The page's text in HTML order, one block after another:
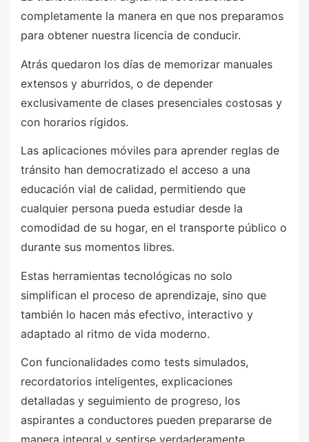
completamente la manera en que nos preparamos
para obtener nuestra licencia de conducir.
Atrás quedaron los días de memorizar manuales
extensos y aburridos, o de depender
exclusivamente de clases presenciales costosas y
con horarios rígidos.
Las aplicaciones móviles para aprender reglas de
tránsito han democratizado el acceso a una
educación vial de calidad, permitiendo que
cualquier persona pueda estudiar desde la
comodidad de su hogar, en el transporte público o
durante sus momentos libres.
Estas herramientas tecnológicas no solo
simplifican el proceso de aprendizaje, sino que
también lo hacen más efectivo, interactivo y
adaptado al ritmo de vida moderno.
Con funcionalidades como tests simulados,
recordatorios inteligentes, explicaciones
detalladas y seguimiento de progreso, los
aspirantes a conductores pueden prepararse de